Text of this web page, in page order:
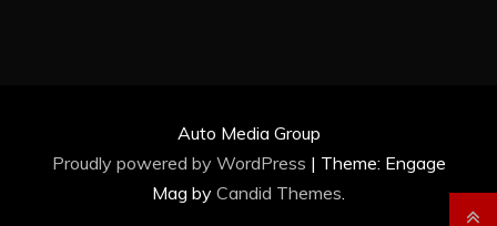
Auto Media Group
Proudly powered by WordPress | Theme: Engage
Mag by Candid Themes